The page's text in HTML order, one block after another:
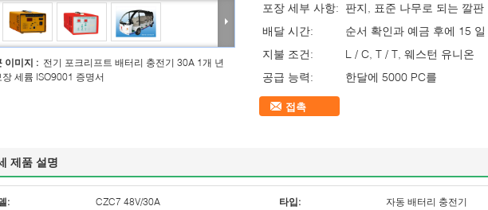
이미지 : 전기 포크리프트 배터리 충전기 30A 1개 년
장 세륨 ISO9001 증명서
포장 세부 사항: 판지, 표준 나무로 되는 깔판
배달 시간:
순서 확인과 예금 후에 15 일
지불 조건:
L / C, T / T, 웨스턴 유니온
공급 능력:
한달에 5000 PC를
접촉
제품 설명
: CZC7 48V/30A 타입: 자동 배터리 충전기